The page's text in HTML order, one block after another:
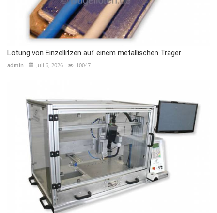
Lötung von Einzellitzen auf einem metallischen Träger
admin Juli 6, 2026 10047